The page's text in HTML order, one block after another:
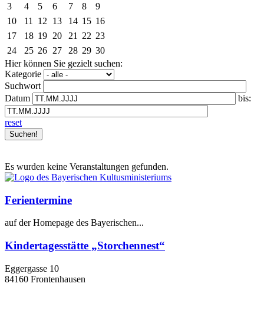
3
4 5 6 7 8
9
10
11 12 13 14 15 16
17
18 19 20 21 22 23
24
25 26 27 28 29 30
Hier können Sie gezielt suchen:
Kategorie
Suchwort
Datum
bis:
reset
Es wurden keine Veranstaltungen gefunden.
Ferientermine
auf der Homepage des Bayerischen...
Kindertagesstätte „Storchennest“
Eggergasse 10
84160 Frontenhausen